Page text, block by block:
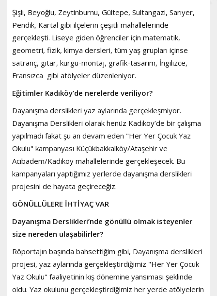
Şişli, Beyoğlu, Zeytinburnu, Gültepe, Sultangazi, Sarıyer,
Pendik, Kartal gibi ilçelerin çeşitli mahallelerinde
gerçekleşti. Liseye giden öğrenciler için matematik,
geometri, fizik, kimya dersleri, tüm yaş grupları içinse
satranç, gitar, kurgu-montaj, grafik-tasarım, İngilizce,
Fransızca gibi atölyeler düzenleniyor.
Eğitimler Kadıköy’de nerelerde veriliyor?
Dayanışma derslikleri yaz aylarında gerçekleşmiyor.
Dayanışma Derslikleri olarak henüz Kadıköy’de bir çalışma
yapılmadı fakat şu an devam eden "Her Yer Çocuk Yaz
Okulu" kampanyası Küçükbakkalköy/Ataşehir ve
Acıbadem/Kadıköy mahallelerinde gerçekleşecek. Bu
kampanyaları yaptığımız yerlerde dayanışma derslikleri
projesini de hayata geçireceğiz.
GÖNÜLLÜLERE İHTİYAÇ VAR
Dayanışma Derslikleri’nde gönüllü olmak isteyenler
size nereden ulaşabilirler?
Röportajın başında bahsettiğim gibi, Dayanışma derslikleri
projesi, yaz aylarında gerçekleştirdiğimiz "Her Yer Çocuk
Yaz Okulu" faaliyetinin kış dönemine yansıması şeklinde
oldu. Yaz okulunu gerçekleştirdiğimiz her yerde atölyelerin